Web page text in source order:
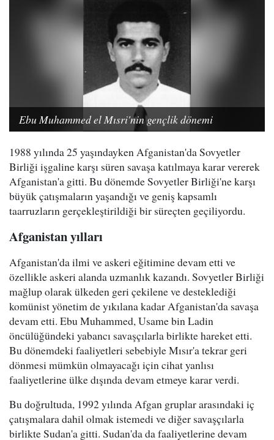
Ebu Muhammed el Mısri'nin gençlik dönemi
1988 yılında 25 yaşındayken Afganistan'da Sovyetler
Birliği işgaline karşı süren savaşa katılmaya karar vererek
Afganistan'a gitti. Bu dönemde Sovyetler Birliği'ne karşı
büyük çatışmaların yaşandığı ve geniş kapsamlı
taarruzların gerçekleştirildiği bir süreçten geçiliyordu.
Afganistan yılları
Afganistan'da ilmi ve askeri eğitimine devam etti ve
özellikle askeri alanda uzmanlık kazandı. Sovyetler Birliği
mağlup olarak ülkeden geri çekilene ve desteklediği
komünist yönetim de yıkılana kadar Afganistan'da savaşa
devam etti. Ebu Muhammed, Usame bin Ladin
öncülüğündeki yabancı savaşçılarla birlikte hareket etti.
Bu dönemdeki faaliyetleri sebebiyle Mısır'a tekrar geri
dönmesi mümkün olmayacağı için cihat yanlısı
faaliyetlerine ülke dışında devam etmeye karar verdi.
Bu doğrultuda, 1992 yılında Afgan gruplar arasındaki iç
çatışmalara dahil olmak istemedi ve diğer savaşçılarla
birlikte Sudan'a gitti. Sudan'da da faaliyetlerine devam